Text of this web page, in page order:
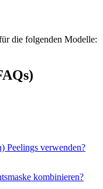
die folgenden Modelle:
Peelings verwenden?
kombinieren?